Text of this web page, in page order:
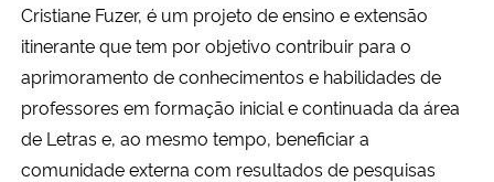
Cristiane Fuzer, é um projeto de ensino e extensão
itinerante que tem por objetivo contribuir para o
aprimoramento de conhecimentos e habilidades de
professores em formação inicial e continuada da área
de Letras e, ao mesmo tempo, beneficiar a
comunidade externa com resultados de pesquisas